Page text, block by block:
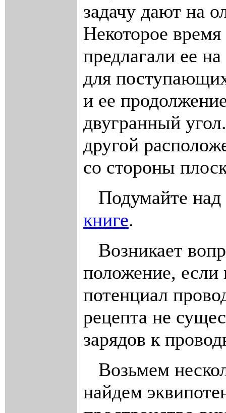
задачу дают на
Некоторое
предлагали ее
для
и ее
двугранный
другой
со стороны
Подумайте над
книге.
Возникает
положение,
потенциал
рецепта не
зарядов к
Возьмем
найдем